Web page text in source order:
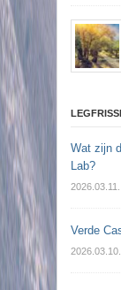
Wat zijn
Lab?
2026.03.11.
Verde
2026.03.10.